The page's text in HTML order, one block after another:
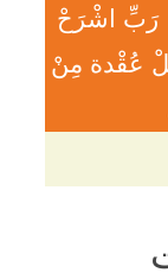
رَبِّ اشْرَحْ
عُقْدة مِنْ